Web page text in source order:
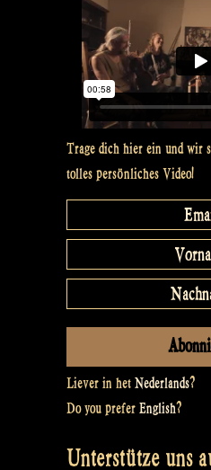
Trage dich hier ein und wir
tolles persönliches Video!
Liever in het Nederlands?
Do you prefer English?
Unterstütze uns